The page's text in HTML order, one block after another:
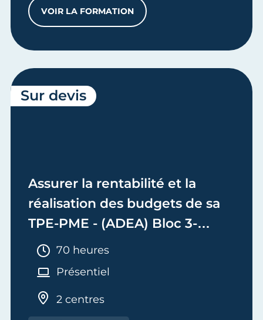
VOIR LA FORMATIONASSURER LA COMPTABILITÉ
Assurer la rentabilité et la
réalisation des budgets de sa
TPE-PME - (ADEA) Bloc 3-
Adjoint de Dirigeant
d'Entreprise Artisanale
Durée :
70 heures
Présentiel
2 centres
Sur devis